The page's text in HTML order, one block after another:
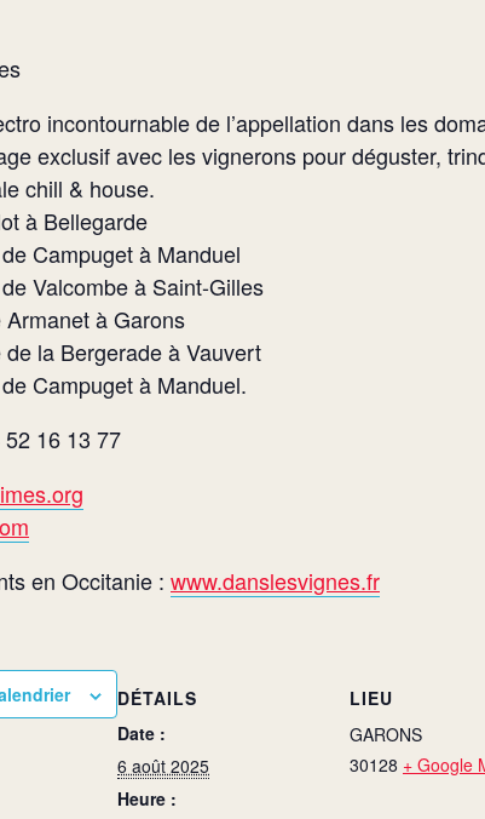
incontournable de l’appellation dans les
exclusif avec les vignerons pour déguster,
chill & house.
à Bellegarde
Campuget à Manduel
Valcombe à Saint-Gilles
à Garons
la Bergerade à Vauvert
Campuget à Manduel.
16 13 77
en Occitanie : www.danslesvignes.fr
DÉTAILS
Date :
6 août 2025
Heure :
LIEU
GARONS
30128 + Google